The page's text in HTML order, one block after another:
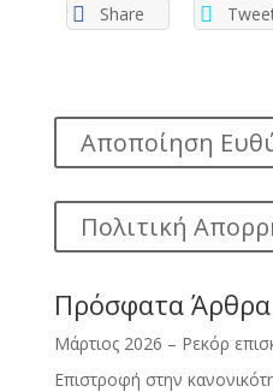
Share
Αποποίηση
Πολιτική
Πρόσφατα Άρθρα
Μάρτιος 2026 – Ρεκόρ
Επιστροφή στην